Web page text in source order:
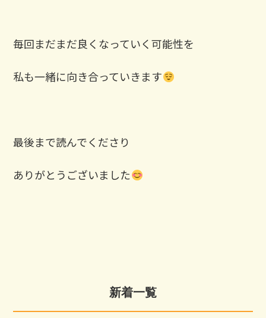
毎回まだまだ良くなっていく可能性を
私も一緒に向き合っていきます
最後まで読んでくださり
ありがとうございました
新着一覧